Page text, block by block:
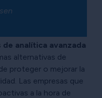
analítica avanzada
alternativas de
proteger o mejorar la
Las empresas que
a la hora de